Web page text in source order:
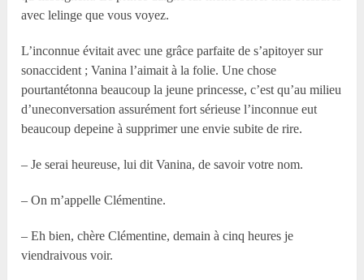
avec lelinge que vous voyez.
L’inconnue évitait avec une grâce parfaite de s’apitoyer sur
sonaccident ; Vanina l’aimait à la folie. Une chose
pourtantétonna beaucoup la jeune princesse, c’est qu’au milieu
d’uneconversation assurément fort sérieuse l’inconnue eut
beaucoup depeine à supprimer une envie subite de rire.
– Je serai heureuse, lui dit Vanina, de savoir votre nom.
– On m’appelle Clémentine.
– Eh bien, chère Clémentine, demain à cinq heures je
viendraivous voir.